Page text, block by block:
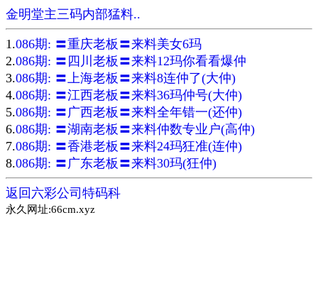
金明堂主三码内部猛料..
1.086期: 〓重庆老板〓来料美女6玛
2.086期: 〓四川老板〓来料12玛你看看爆仲
3.086期: 〓上海老板〓来料8连仲了(大仲)
4.086期: 〓江西老板〓来料36玛仲号(大仲)
5.086期: 〓广西老板〓来料全年错一(还仲)
6.086期: 〓湖南老板〓来料仲数专业户(高仲)
7.086期: 〓香港老板〓来料24玛狂准(连仲)
8.086期: 〓广东老板〓来料30玛(狂仲)
返回六彩公司特码科
永久网址:66cm.xyz